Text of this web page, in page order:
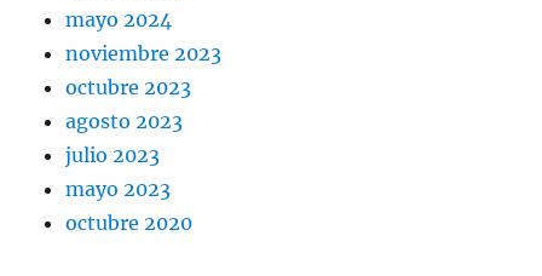
mayo 2024
noviembre 2023
octubre 2023
agosto 2023
julio 2023
mayo 2023
octubre 2020